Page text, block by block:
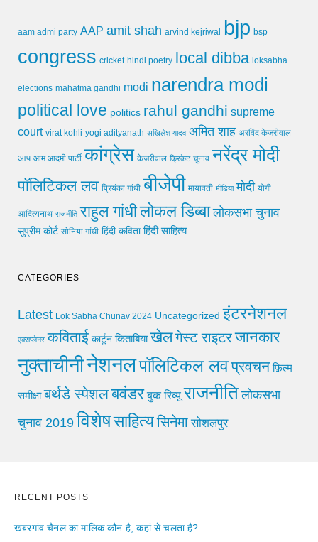
aam admi party AAP amit shah arvind kejriwal bjp bsp
congress cricket hindi poetry local dibba loksabha
elections mahatma gandhi modi narendra modi
political love politics rahul gandhi supreme
court virat kohli yogi adityanath अखिलेश यादव अमित शाह अरविंद केजरीवाल
आप आम आदमी पार्टी कांग्रेस केजरीवाल क्रिकेट चुनाव नरेंद्र मोदी
पॉलिटिकल लव प्रियंका गांधी बीजेपी मायावती मीडिया मोदी योगी
आदित्यनाथ राजनीति राहुल गांधीलोकल डिब्बा लोकसभा चुनाव
सुप्रीम कोर्ट सोनिया गांधी हिंदी कविता हिंदी साहित्य
CATEGORIES
Latest Lok Sabha Chunav 2024 Uncategorized इंटरनेशनल
एक्सप्लेनर कविताई कार्टून किताबिया खेलगेस्ट राइटरजानकार
नुक्ताचीनीनेशनलपॉलिटिकल लवप्रवचन फ़िल्म
समीक्षा बर्थडे स्पेशलबवंडर बुक रिव्यू राजनीति लोकसभा
चुनाव 2019 विशेषसाहित्यसिनेमा सोशलपुर
RECENT POSTS
खबरगांव चैनल का मालिक कौन है, कहां से चलता है?